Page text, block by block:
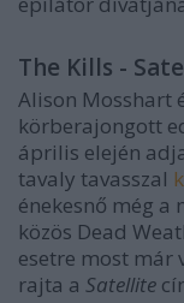
The Kills -
Alison Mosshart
körberajongott
április elején
tavaly tavasszal
énekesnő még a
közös Dead
esetre most már
rajta a Satellite